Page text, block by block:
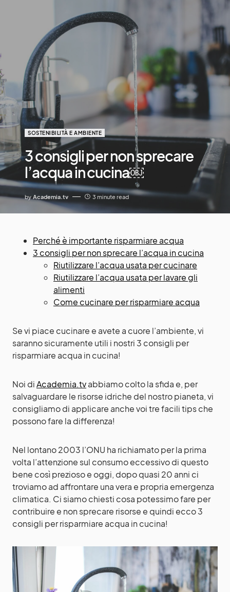
SOSTENIBILITÀ E AMBIENTE
3 consigli per non sprecare
l’acqua in cucina￼
by Academia.tv 3 minute read
Perché è importante risparmiare acqua
3 consigli per non sprecare l’acqua in cucina
Riutilizzare l’acqua usata per cucinare
Riutilizzare l’acqua usata per lavare gli
alimenti
Come cucinare per risparmiare acqua
Se vi piace cucinare e avete a cuore l’ambiente, vi
saranno sicuramente utili i nostri 3 consigli per
risparmiare acqua in cucina!
Noi diAcademia.tvabbiamo colto la sfida e, per
salvaguardare le risorse idriche del nostro pianeta, vi
consigliamo di applicare anche voi tre facili tips che
possono fare la differenza!
Nel lontano 2003 l’ONU ha richiamato per la prima
volta l’attenzione sul consumo eccessivo di questo
bene così prezioso e oggi, dopo quasi 20 anni ci
troviamo ad affrontare una vera e propria emergenza
climatica. Ci siamo chiesti cosa potessimo fare per
contribuire e non sprecare risorse e quindi ecco 3
consigli per risparmiare acqua in cucina!